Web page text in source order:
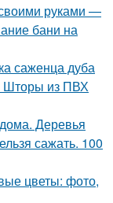
руками —
бани на
саженца дуба
Шторы из ПВХ
Деревья
сажать. 100
цветы: фото,